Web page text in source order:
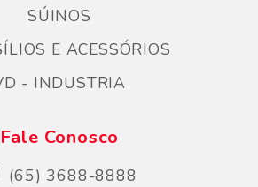
SÚINOS
E ACESSÓRIOS
- INDUSTRIA
Fale Conosco
(65) 3688-8888